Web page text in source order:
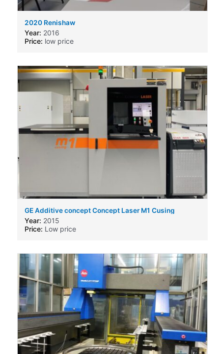
2020 Renishaw
Year: 2016
Price: low price
GE Additive concept Concept Laser M1 Cusing
Year: 2015
Price: Low price